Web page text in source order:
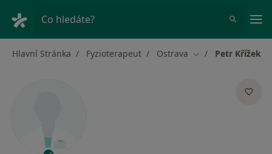
Co hledáte?
Hlavní Stránka Fyzioterapeut Ostrava Změna města
Petr Křížek